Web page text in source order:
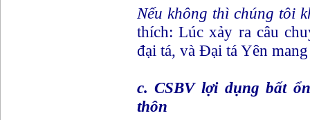
Nếu không thì chúng tôi
thích: Lúc xảy ra câu
đại tá, và Đại tá Yên
c. CSBV lợi dụng bất
thôn